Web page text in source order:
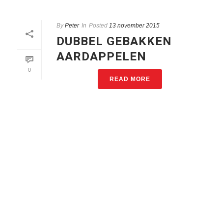
0
By Peter In Posted 13 november 2015
DUBBEL GEBAKKEN
AARDAPPELEN
READ MORE